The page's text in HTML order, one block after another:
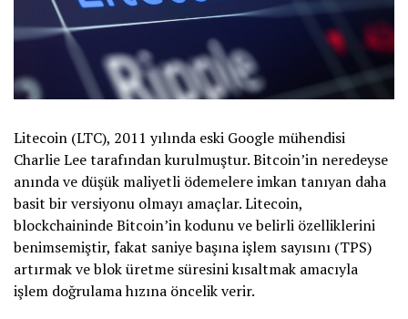
Litecoin (LTC), 2011 yılında eski Google mühendisi
Charlie Lee tarafından kurulmuştur. Bitcoin’in neredeyse
anında ve düşük maliyetli ödemelere imkan tanıyan daha
basit bir versiyonu olmayı amaçlar. Litecoin,
blockchaininde Bitcoin’in kodunu ve belirli özelliklerini
benimsemiştir, fakat saniye başına işlem sayısını (TPS)
artırmak ve blok üretme süresini kısaltmak amacıyla
işlem doğrulama hızına öncelik verir.